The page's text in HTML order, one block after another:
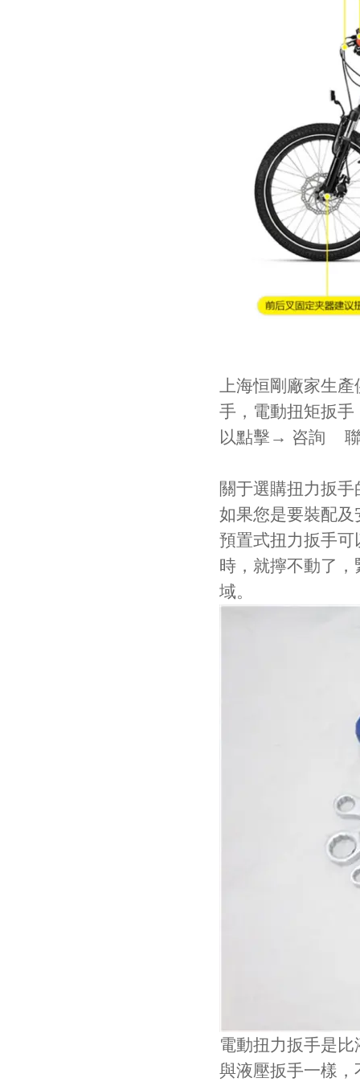
上海恒剛廠家生產
手，電動扭矩扳
以點擊→ 咨詢
關于選購扭力扳手
如果您是要裝配
預置式扭力扳手可
時，就擰不動了
域。
電動扭力扳手是比
與液壓扳手一樣